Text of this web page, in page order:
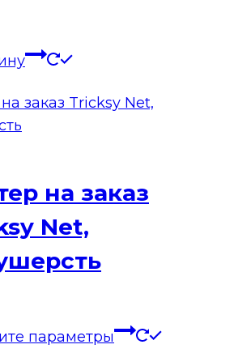
на заказ
Net,
параметры
Этот